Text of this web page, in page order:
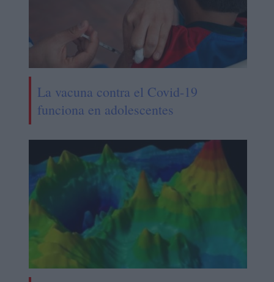
La vacuna contra el Covid-19
funciona en adolescentes